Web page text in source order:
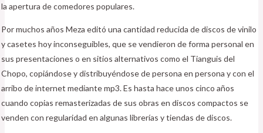
la apertura de comedores populares.
Por muchos años Meza editó una cantidad reducida de discos de vinilo
y casetes hoy inconseguibles, que se vendieron de forma personal en
sus presentaciones o en sitios alternativos como el Tianguis del
Chopo, copiándose y distribuyéndose de persona en persona y con el
arribo de internet mediante mp3. Es hasta hace unos cinco años
cuando copias remasterizadas de sus obras en discos compactos se
venden con regularidad en algunas librerías y tiendas de discos.